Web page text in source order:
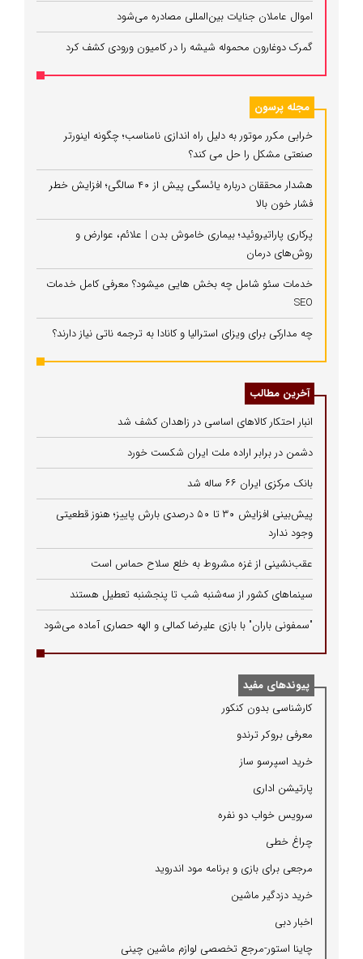
اموال عاملان جنایات بین‌المللی مصادره می‌شود
گمرک دوغارون محموله شیشه را در کامیون ورودی کشف کرد
مجله پرسون
خرابی مکرر موتور به دلیل راه‌ اندازی نامناسب؛ چگونه اینورتر
صنعتی مشکل را حل می‌ کند؟
هشدار محققان درباره یائسگی پیش از ۴۰ سالگی؛ افزایش خطر
فشار خون بالا
پرکاری پاراتیروئید؛ بیماری خاموش بدن | علائم، عوارض و
روش‌های درمان
خدمات سئو شامل چه بخش هایی میشود؟ معرفی کامل خدمات
SEO
چه مدارکی برای ویزای استرالیا و کانادا به ترجمه ناتی نیاز دارند؟
آخرین مطالب
انبار احتکار کالاهای اساسی در زاهدان کشف شد
دشمن در برابر اراده ملت ایران شکست خورد
بانک مرکزی ایران ۶۶ ساله شد
پیش‌بینی افزایش ۳۰ تا ۵۰ درصدی بارش پاییز؛ هنوز قطعیتی
وجود ندارد
عقب‌نشینی از غزه مشروط به خلع سلاح حماس است
سینماهای کشور از سه‌شنبه شب تا پنجشنبه تعطیل هستند
"سمفونی باران" با بازی علیرضا کمالی و الهه حصاری آماده می‌شود
پیوندهای مفید
كارشناسی بدون كنكور
معرفی بروكر ترندو
خرید اسپرسو ساز
پارتیشن اداری
سرویس خواب دو نفره
چراغ خطی
مرجعی برای بازی و برنامه مود اندروید
خرید دزدگیر ماشین
اخبار دبی
چاینا استور-مرجع تخصصی لوازم ماشین چینی